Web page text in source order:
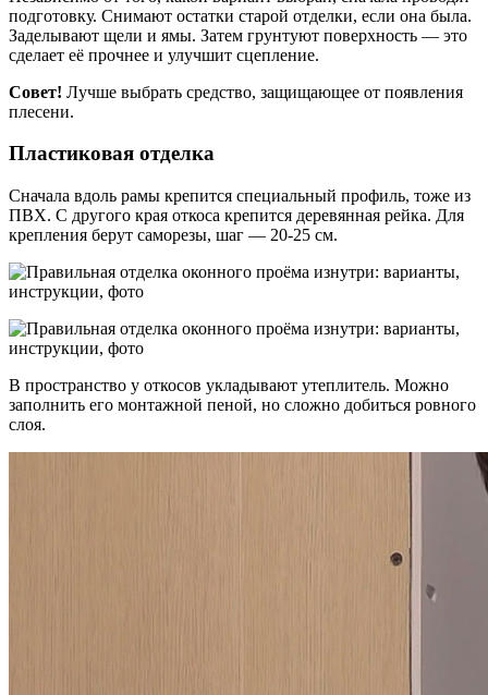
подготовку. Снимают остатки старой отделки, если она была.
Заделывают щели и ямы. Затем грунтуют поверхность — это
сделает её прочнее и улучшит сцепление.
Совет! Лучше выбрать средство, защищающее от появления
плесени.
Пластиковая отделка
Сначала вдоль рамы крепится специальный профиль, тоже из
ПВХ. С другого края откоса крепится деревянная рейка. Для
крепления берут саморезы, шаг — 20-25 см.
В пространство у откосов укладывают утеплитель. Можно
заполнить его монтажной пеной, но сложно добиться ровного
слоя.